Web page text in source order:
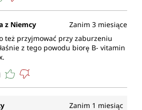
u dzieci oraz bierze udział w
się do prawidłowego
krwinek, do prawidłowej
prawidłowego metabolizmu
do prawidłowego metabolizmu
z Niemcy
Zanim 3 miesiące
też przyjmować przy zaburzeniu
z tego powodu biorę B- vitamin
Zanim 1 miesiąc